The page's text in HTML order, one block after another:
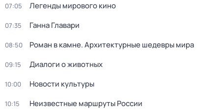
07:05 Легенды мирового кино
07:35 Ганна Главари
08:50 Роман в камне. Архитектурные шедевры мира
09:15 Диалоги о животных
10:00 Новости культуры
10:15 Неизвестные маршруты России